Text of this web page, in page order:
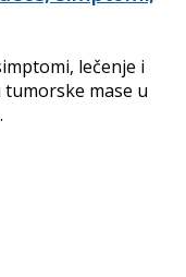
lečenje i
mase u